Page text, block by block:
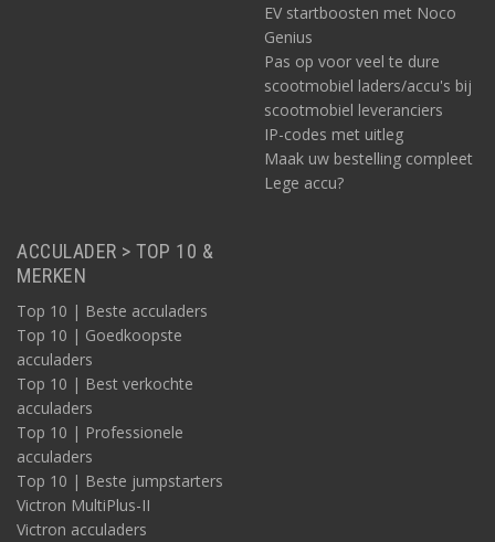
EV startboosten met Noco
Genius
Pas op voor veel te dure
scootmobiel laders/accu's bij
scootmobiel leveranciers
IP-codes met uitleg
Maak uw bestelling compleet
Lege accu?
ACCULADER > TOP 10 &
MERKEN
Top 10 | Beste acculaders
Top 10 | Goedkoopste
acculaders
Top 10 | Best verkochte
acculaders
Top 10 | Professionele
acculaders
Top 10 | Beste jumpstarters
Victron MultiPlus-II
Victron acculaders